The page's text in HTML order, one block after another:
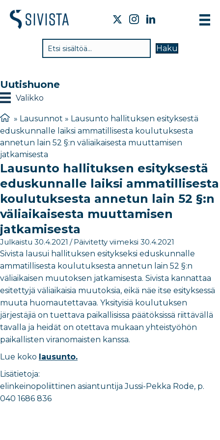
Haku
Uutishuone
Valikko
» Lausunnot » Lausunto hallituksen esityksestä
eduskunnalle laiksi ammatillisesta koulutuksesta
annetun lain 52 §:n väliaikaisesta muuttamisen
jatkamisesta
Lausunto hallituksen esityksestä
eduskunnalle laiksi ammatillisesta
koulutuksesta annetun lain 52 §:n
väliaikaisesta muuttamisen
jatkamisesta
Julkaistu 30.4.2021 / Päivitetty viimeksi 30.4.2021
Sivista lausui hallituksen esitykseksi eduskunnalle
ammatillisesta koulutuksesta annetun lain 52 §:n
väliaikaisen muutoksen jatkamisesta. Sivista kannattaa
esitettyjä väliaikaisia muutoksia, eikä näe itse esityksessä
muuta huomautettavaa. Yksityisiä koulutuksen
järjestäjiä on tuettava paikallisissa päätöksissä riittävällä
tavalla ja heidät on otettava mukaan yhteistyöhön
paikallisten viranomaisten kanssa.
Lue koko lausunto.
Lisätietoja:
elinkeinopoliittinen asiantuntija Jussi-Pekka Rode, p.
040 1686 836